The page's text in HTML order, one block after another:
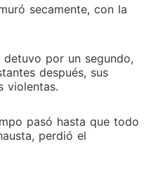
secamente, con la
por un segundo,
después, sus
violentas.
pasó hasta que todo
perdió el